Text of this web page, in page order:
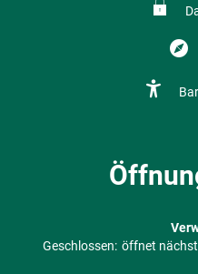
Klicken, um weitere
Geschlossen: öffnet